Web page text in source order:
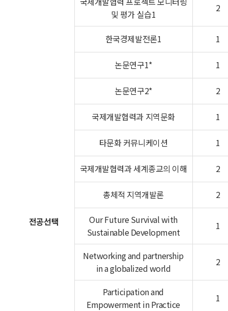
전공선택
및 평가 실습1
2
한국경제발전론1 1
논문연구1* 1
논문연구2* 2
국제개발협력과 지역문화 1
타문화 커뮤니케이션 1
국제개발협력과 세계종교의 이해 2
총체적 지역개발론 2
Our Future Survival with
Sustainable Development
1
Networking and partnership
in a globalized world
2
Participation and
Empowerment in Practice
1